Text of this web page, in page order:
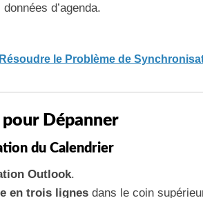
d’agenda.
le Problème de
pour Dépanner
du Calendrier
Outlook.
en trois lignes dans le coin